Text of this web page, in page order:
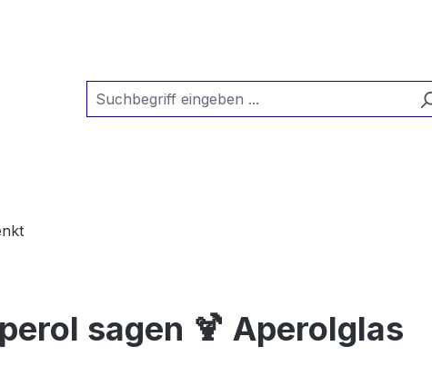
sagen 🍹 Aperolglas